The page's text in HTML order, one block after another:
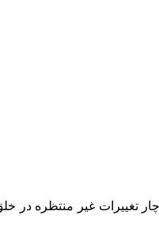
تغییرات غیر منتظره